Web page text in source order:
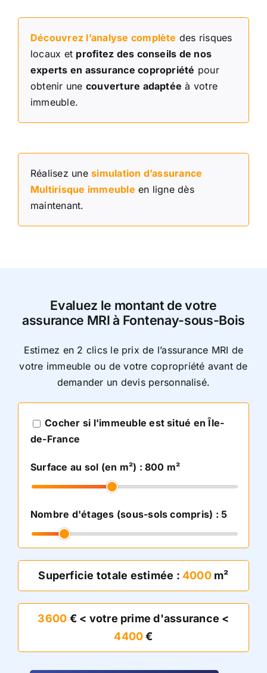
Découvrez l’analyse complète des risques
locaux et profitez des conseils de nos
experts en assurance copropriété pour
obtenir une couverture adaptée à votre
immeuble.
Réalisez unesimulation d’assurance
Multirisque immeuble en ligne dès
maintenant.
Evaluez le montant de votre
assurance MRIà Fontenay-sous-Bois
Estimez en 2 clics le prix de l’assurance MRI de
votre immeuble ou de votre copropriété avant de
demander un devis personnalisé.
Cocher si l'immeuble est situé en Île-
de-France
Surface au sol (en m²) : 800 m²
Nombre d'étages (sous-sols compris) :5
Superficie totale estimée :4000m²
3600 € < votre prime d'assurance <
4400€